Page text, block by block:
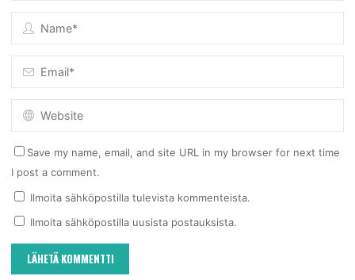
Save my name, email, and site URL in my browser for next time
I post a comment.
Ilmoita sähköpostilla tulevista kommenteista.
Ilmoita sähköpostilla uusista postauksista.